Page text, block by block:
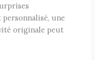
une
originale peut